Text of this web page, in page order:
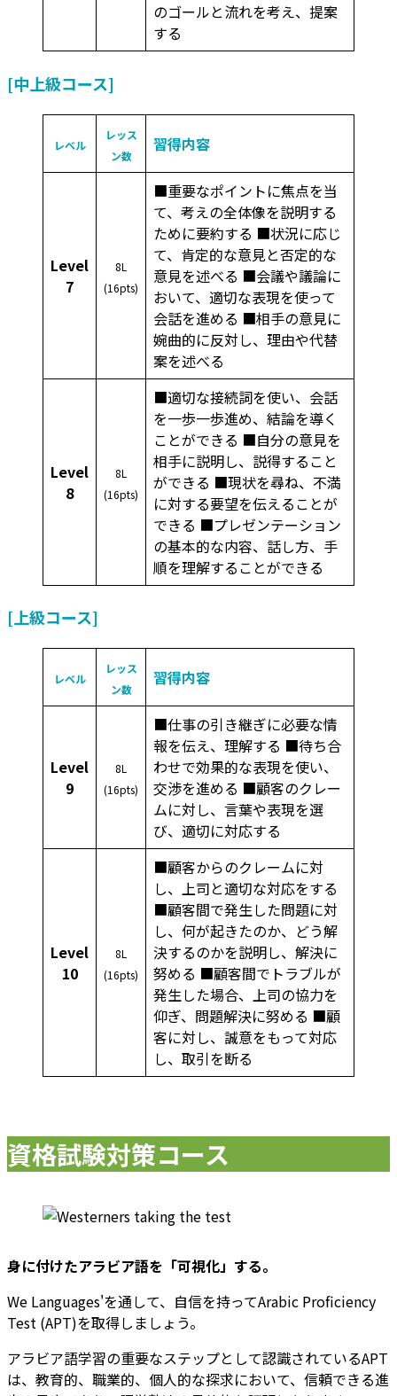
のゴールと流れを考え、提案
する
[中上級コース]
レベル
レッス
ン数
習得内容
Level
7
8L
(16pts)
■重要なポイントに焦点を当
て、考えの全体像を説明する
ために要約する ■状況に応じ
て、肯定的な意見と否定的な
意見を述べる ■会議や議論に
おいて、適切な表現を使って
会話を進める ■相手の意見に
婉曲的に反対し、理由や代替
案を述べる
Level
8
8L
(16pts)
■適切な接続詞を使い、会話
を一歩一歩進め、結論を導く
ことができる ■自分の意見を
相手に説明し、説得すること
ができる ■現状を尋ね、不満
に対する要望を伝えることが
できる ■プレゼンテーション
の基本的な内容、話し方、手
順を理解することができる
[上級コース]
レベル
レッス
ン数
習得内容
Level
9
8L
(16pts)
■仕事の引き継ぎに必要な情
報を伝え、理解する ■待ち合
わせで効果的な表現を使い、
交渉を進める ■顧客のクレー
ムに対し、言葉や表現を選
び、適切に対応する
Level
10
8L
(16pts)
■顧客からのクレームに対
し、上司と適切な対応をする
■顧客間で発生した問題に対
し、何が起きたのか、どう解
決するのかを説明し、解決に
努める ■顧客間でトラブルが
発生した場合、上司の協力を
仰ぎ、問題解決に努める ■顧
客に対し、誠意をもって対応
し、取引を断る
資格試験対策コース
身に付けたアラビア語を「可視化」する。
We Languages'を通して、自信を持ってArabic Proficiency
Test (APT)を取得しましょう。
アラビア語学習の重要なステップとして認識されているAPT
は、教育的、職業的、個人的な探求において、信頼できる進